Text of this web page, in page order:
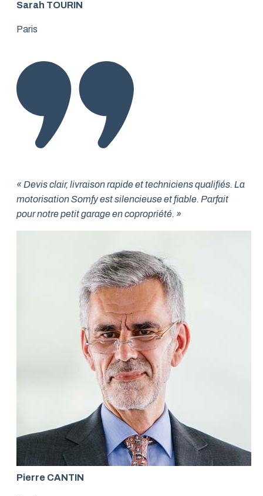
Sarah TOURIN
Paris
« Devis clair, livraison rapide et techniciens qualifiés. La
motorisation Somfy est silencieuse et fiable. Parfait
pour notre petit garage en copropriété. »
Pierre CANTIN